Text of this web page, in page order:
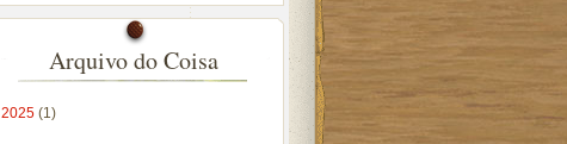
Arquivo do Coisa
2025 (1)